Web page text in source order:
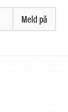
Meld på